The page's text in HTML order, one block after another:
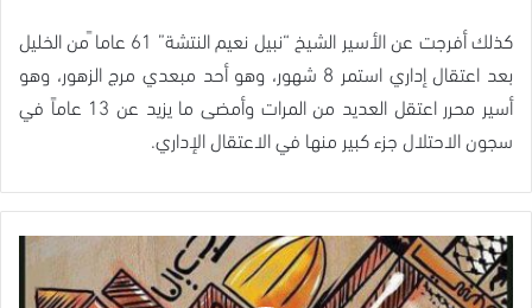
كذلك أفرجت عن الأسير الشيخ “نبيل نعيم النتشة” 61 عاما ًمن الخليل
بعد اعتقال إداري استمر 8 شهور، وهو أحد مبعدي مرج الزهور، وهو
أسير محرر اعتقل العديد من المرات وأمضى ما يزيد عن 13 عاماً في
سجون الاحتلال جزء كبير منها في الاعتقال الإداري.
فضاءات
الثقوب